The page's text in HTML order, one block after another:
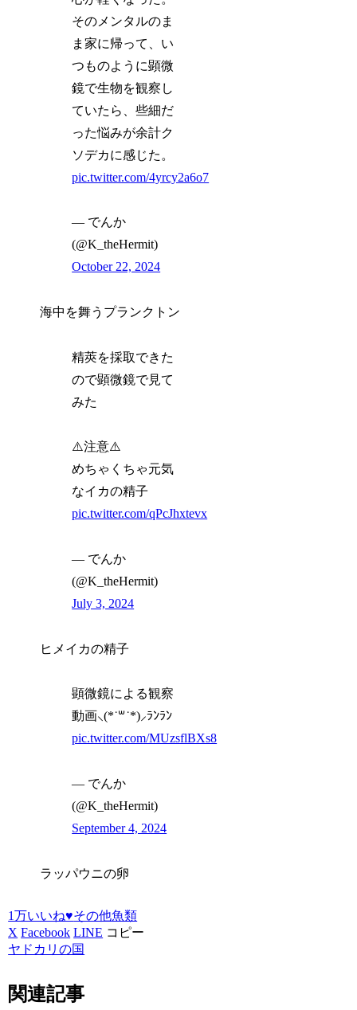
そのメンタルのま
ま家に帰って、い
つものように顕微
鏡で生物を観察し
ていたら、些細だ
った悩みが余計ク
ソデカに感じた。
pic.twitter.com/4yrcy2a6o7
— でんか
(@K_theHermit)
October 22, 2024
海中を舞うプランクトン
精莢を採取できた
ので顕微鏡で見て
みた
⚠️注意⚠️
めちゃくちゃ元気
なイカの精子
pic.twitter.com/qPcJhxtevx
— でんか
(@K_theHermit)
July 3, 2024
ヒメイカの精子
顕微鏡による観察
動画⸜(*˙꒳˙*)⸝ﾗﾝﾗﾝ
pic.twitter.com/MUzsflBXs8
— でんか
(@K_theHermit)
September 4, 2024
ラッパウニの卵
1万いいね♥その他魚類
X Facebook LINE コピー
ヤドカリの国
関連記事